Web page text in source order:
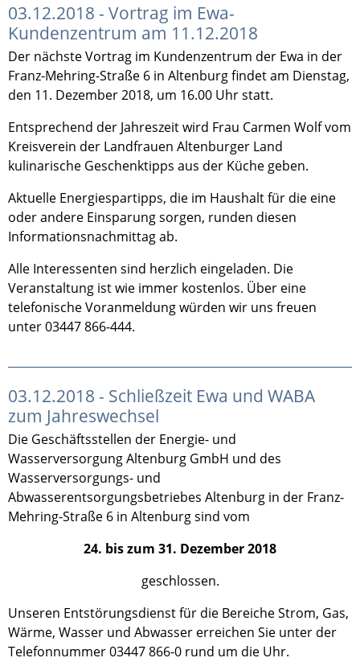
03.12.2018 - Vortrag im Ewa-
Kundenzentrum am 11.12.2018
Der nächste Vortrag im Kundenzentrum der Ewa in der
Franz-Mehring-Straße 6 in Altenburg findet am Dienstag,
den 11. Dezember 2018, um 16.00 Uhr statt.
Entsprechend der Jahreszeit wird Frau Carmen Wolf vom
Kreisverein der Landfrauen Altenburger Land
kulinarische Geschenktipps aus der Küche geben.
Aktuelle Energiespartipps, die im Haushalt für die eine
oder andere Einsparung sorgen, runden diesen
Informationsnachmittag ab.
Alle Interessenten sind herzlich eingeladen. Die
Veranstaltung ist wie immer kostenlos. Über eine
telefonische Voranmeldung würden wir uns freuen
unter 03447 866-444.
03.12.2018 - Schließzeit Ewa und WABA
zum Jahreswechsel
Die Geschäftsstellen der Energie- und
Wasserversorgung Altenburg GmbH und des
Wasserversorgungs- und
Abwasserentsorgungsbetriebes Altenburg in der Franz-
Mehring-Straße 6 in Altenburg sind vom
24. bis zum 31. Dezember 2018
geschlossen.
Unseren Entstörungsdienst für die Bereiche Strom, Gas,
Wärme, Wasser und Abwasser erreichen Sie unter der
Telefonnummer 03447 866-0 rund um die Uhr.